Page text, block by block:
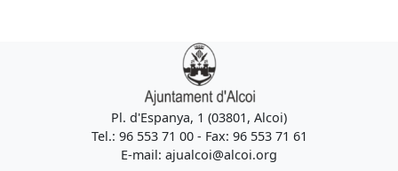
Pl. d'Espanya, 1 (03801, Alcoi)
Tel.: 96 553 71 00 - Fax: 96 553 71 61
E-mail: ajualcoi@alcoi.org